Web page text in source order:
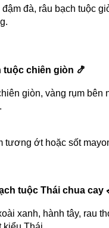
đà, râu bạch tuộc
tuộc chiên giòn 🍤
giòn, vàng rụm bên
tương ớt hoặc sốt
tuộc Thái chua cay
xanh, hành tây, rau